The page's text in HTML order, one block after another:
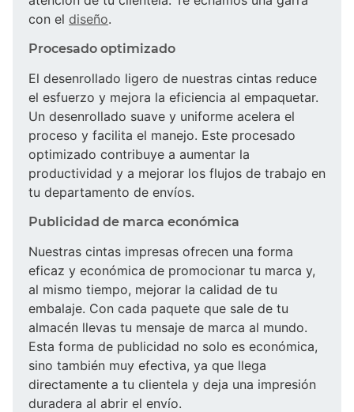
con el diseño.
Procesado optimizado
El desenrollado ligero de nuestras cintas reduce
el esfuerzo y mejora la eficiencia al empaquetar.
Un desenrollado suave y uniforme acelera el
proceso y facilita el manejo. Este procesado
optimizado contribuye a aumentar la
productividad y a mejorar los flujos de trabajo en
tu departamento de envíos.
Publicidad de marca económica
Nuestras cintas impresas ofrecen una forma
eficaz y económica de promocionar tu marca y,
al mismo tiempo, mejorar la calidad de tu
embalaje. Con cada paquete que sale de tu
almacén llevas tu mensaje de marca al mundo.
Esta forma de publicidad no solo es económica,
sino también muy efectiva, ya que llega
directamente a tu clientela y deja una impresión
duradera al abrir el envío.